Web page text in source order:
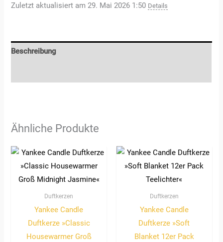
Zuletzt aktualisiert am 29. Mai 2026 1:50 Details
Beschreibung
Ähnliche Produkte
Duftkerzen
Yankee Candle
Duftkerze »Classic
Housewarmer Groß
Duftkerzen
Yankee Candle
Duftkerze »Soft
Blanket 12er Pack